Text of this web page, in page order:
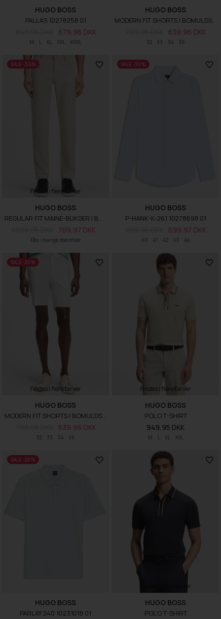
M L XL XXL XXXL
HUGO BOSS
PALLAS 10278258 01
679,96 DKK
32 33 34 36
HUGO BOSS
MODERN FIT SHORTS I BOMULDSTWILL MED STRÆK
639,96 DKK
SALE -30%
Findes i flere farver
Fås i mange størrelser
HUGO BOSS
REGULAR FIT MAINE-BUKSER I BOMULDS-DOBBY MED STRÆK
769,97 DKK
SALE -30%
40 41 42 43 44
HUGO BOSS
P-HANK-K-261 10278698 01
699,97 DKK
SALE -20%
Findes i flere farver
32 33 34 36
HUGO BOSS
MODERN FIT SHORTS I BOMULDSTWILL MED STRÆK
639,96 DKK
Findes i flere farver
M L XL XXL
HUGO BOSS
POLO T-SHIRT
949,95 DKK
SALE -20%
HUGO BOSS
PARLAY 240 10231018 01
Findes i flere farver
HUGO BOSS
POLO T-SHIRT